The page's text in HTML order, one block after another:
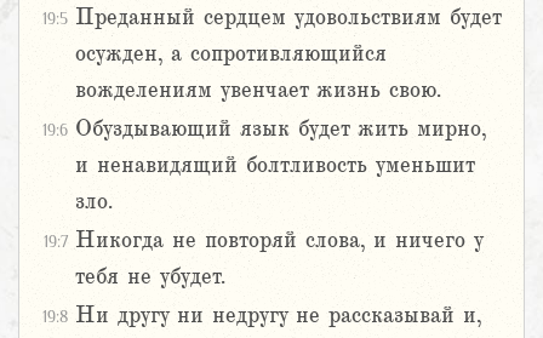
19:5 Преданный сердцем удовольствиям будет
осужден, а сопротивляющийся
вожделениям увенчает жизнь свою.
19:6 Обуздывающий язык будет жить мирно,
и ненавидящий болтливость уменьшит
зло.
19:7 Никогда не повторяй слова, и ничего у
тебя не убудет.
19:8 Ни другу ни недругу не рассказывай и,